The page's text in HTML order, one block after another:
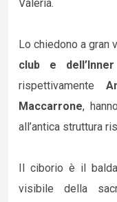
Valeria.
Lo chiedono a gran
club e
rispettivamente
Maccarrone,
all’antica struttura
Il ciborio è il
visibile della